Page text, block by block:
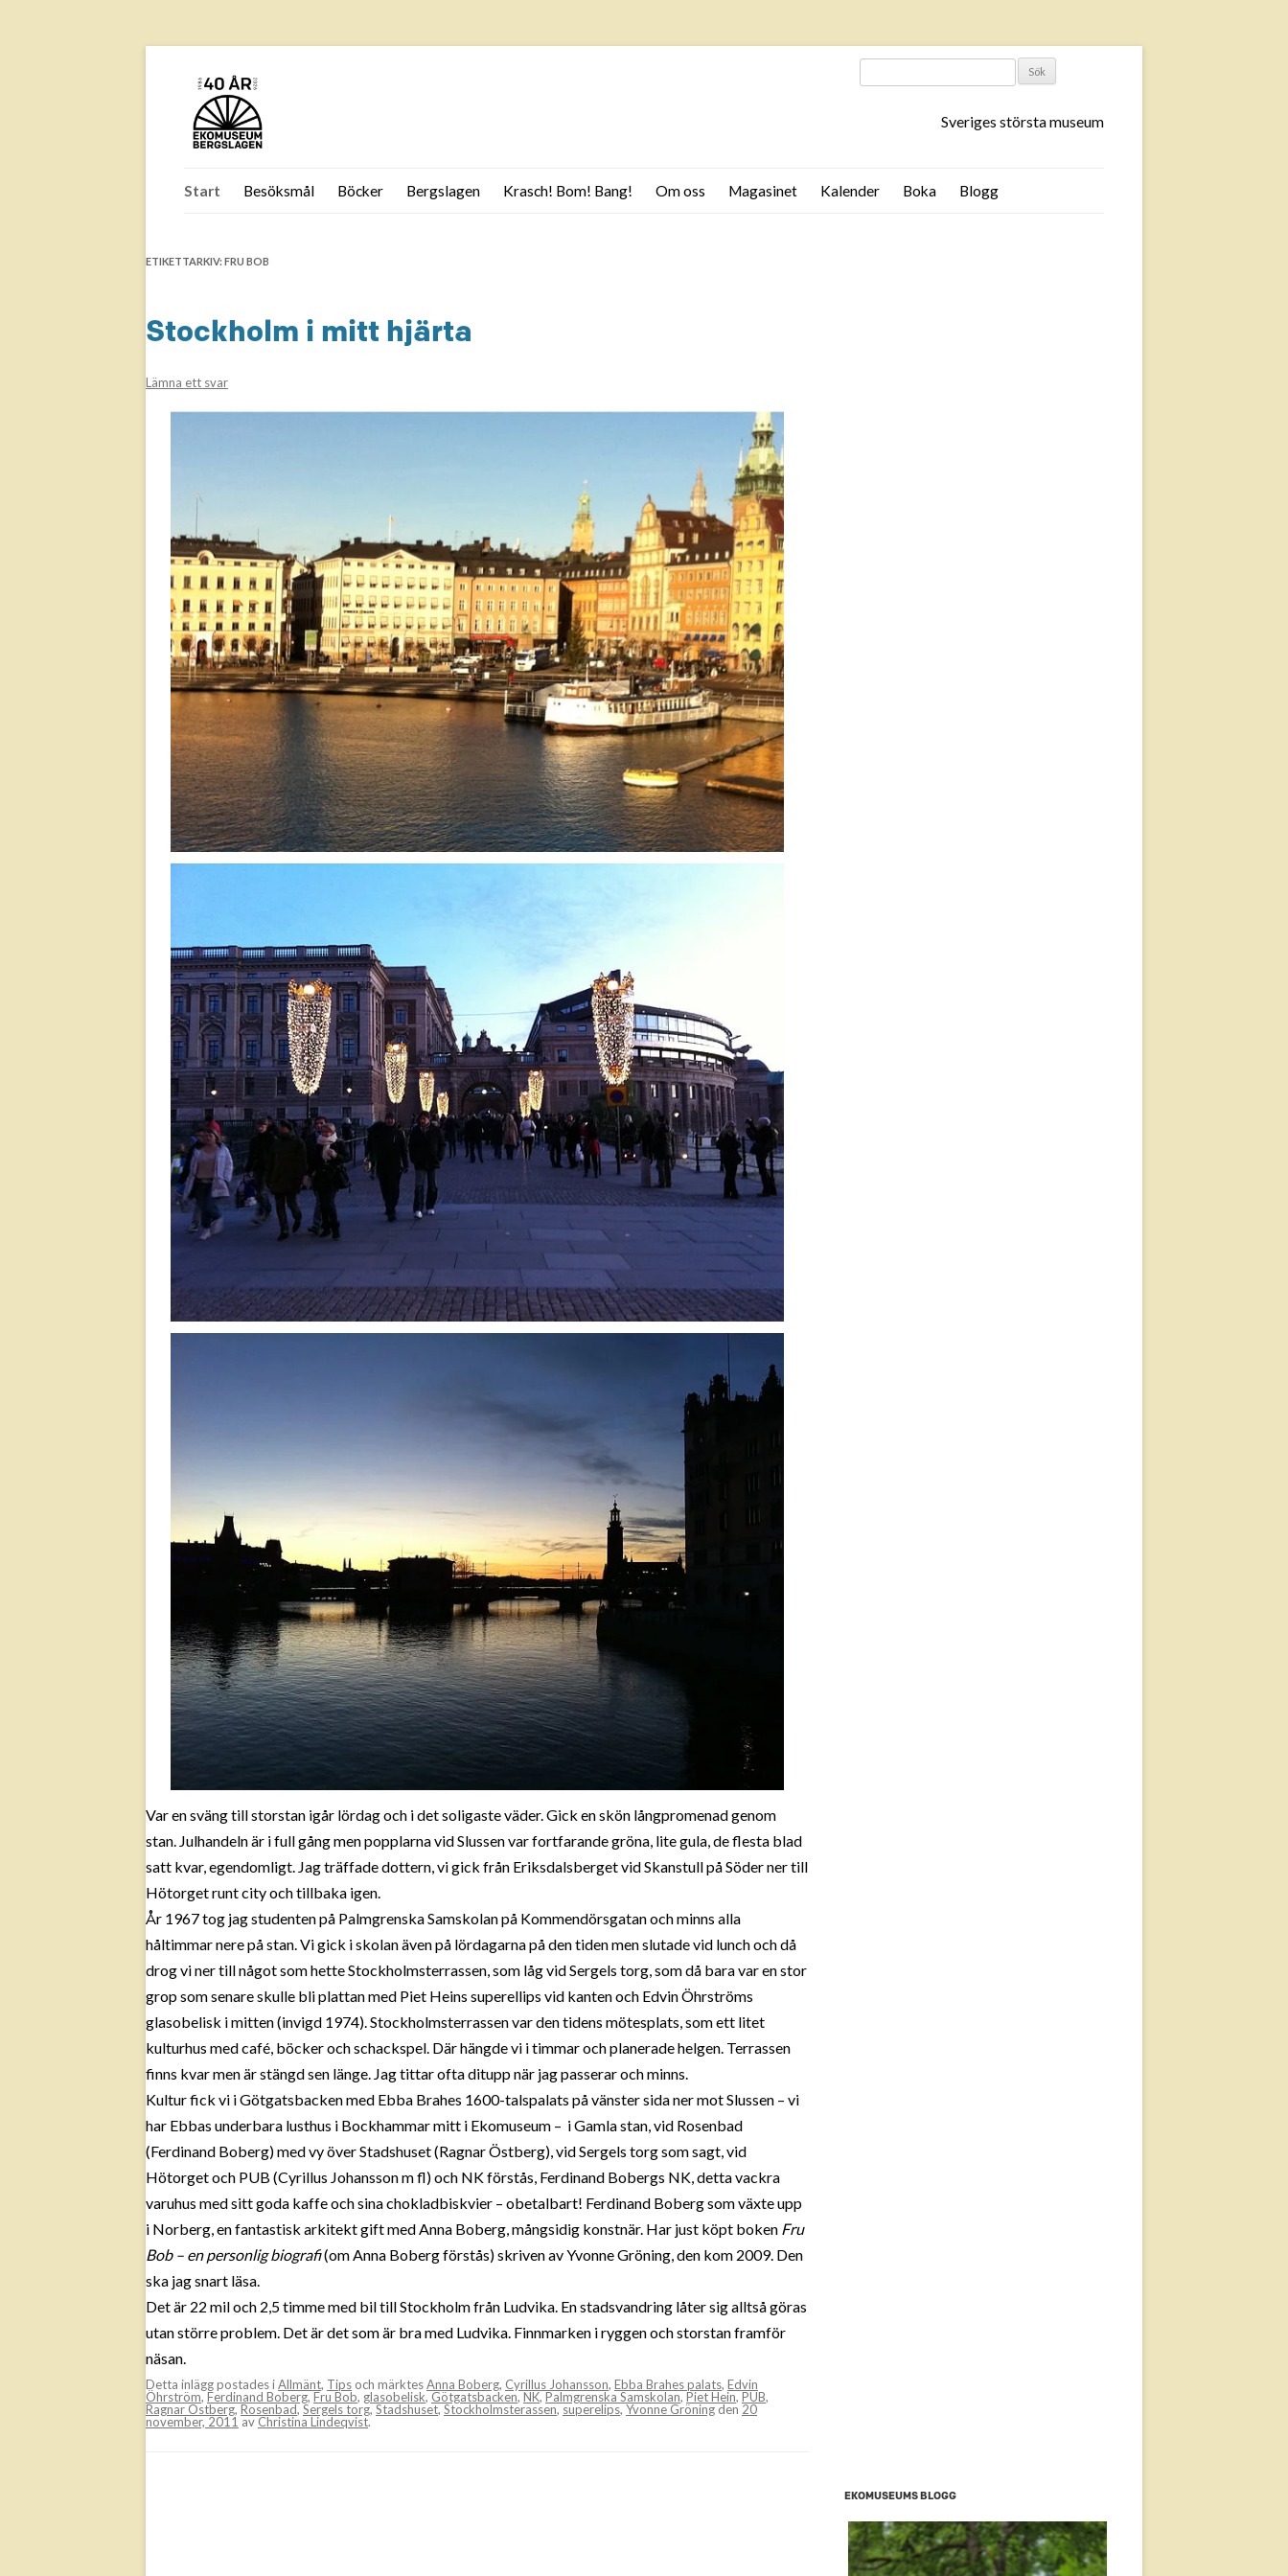
SÖK
Sveriges största museum
till
Start Besöksmål Böcker Bergslagen
Järnet byggde landet
Slagg
Färskning & stångjärn
Tekniken i Bergslagen
Vatten och kraft
Krasch! Bom! Bang! Om oss Magasinet Kalender Boka Blogg
ETIKETTARKIV: FRU BOB
Stockholm i mitt hjärta
Lämna ett svar
Var en sväng till storstan igår lördag och i det soligaste väder. Gick en skön långpromenad genom
stan. Julhandeln är i full gång men popplarna vid Slussen var fortfarande gröna, lite gula, de flesta blad
satt kvar, egendomligt. Jag träffade dottern, vi gick från Eriksdalsberget vid Skanstull på Söder ner till
Hötorget runt city och tillbaka igen.
År 1967 tog jag studenten på Palmgrenska Samskolan på Kommendörsgatan och minns alla
håltimmar nere på stan. Vi gick i skolan även på lördagarna på den tiden men slutade vid lunch och då
drog vi ner till något som hette Stockholmsterrassen, som låg vid Sergels torg, som då bara var en stor
grop som senare skulle bli plattan med Piet Heins superellips vid kanten och Edvin Öhrströms
glasobelisk i mitten (invigd 1974). Stockholmsterrassen var den tidens mötesplats, som ett litet
kulturhus med café, böcker och schackspel. Där hängde vi i timmar och planerade helgen. Terrassen
finns kvar men är stängd sen länge. Jag tittar ofta ditupp när jag passerar och minns.
Kultur fick vi i Götgatsbacken med Ebba Brahes 1600-talspalats på vänster sida ner mot Slussen – vi
har Ebbas underbara lusthus i Bockhammar mitt i Ekomuseum – i Gamla stan, vid Rosenbad
(Ferdinand Boberg) med vy över Stadshuset (Ragnar Östberg), vid Sergels torg som sagt, vid
Hötorget och PUB (Cyrillus Johansson m fl) och NK förstås, Ferdinand Bobergs NK, detta vackra
varuhus med sitt goda kaffe och sina chokladbiskvier – obetalbart! Ferdinand Boberg som växte upp
i Norberg, en fantastisk arkitekt gift med Anna Boberg, mångsidig konstnär. Har just köpt boken Fru
Bob – en personlig biografi(om Anna Boberg förstås) skriven av Yvonne Gröning, den kom 2009. Den
ska jag snart läsa.
Det är 22 mil och 2,5 timme med bil till Stockholm från Ludvika. En stadsvandring låter sig alltså göras
utan större problem. Det är det som är bra med Ludvika. Finnmarken i ryggen och storstan framför
näsan.
Detta inlägg postades iAllmänt, Tips och märktesAnna Boberg, Cyrillus Johansson, Ebba Brahes palats, Edvin
Öhrström, Ferdinand Boberg, Fru Bob, glasobelisk, Götgatsbacken, NK, Palmgrenska Samskolan, Piet Hein, PUB,
Ragnar Östberg, Rosenbad, Sergels torg, Stadshuset, Stockholmsterassen, superelips, Yvonne Gröning den 20
november, 2011 av Christina Lindeqvist.
EKOMUSEUMS BLOGG